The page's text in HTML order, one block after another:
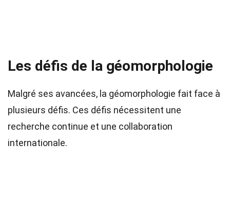
Les défis de la géomorphologie
Malgré ses avancées, la géomorphologie fait face à
plusieurs défis. Ces défis nécessitent une
recherche continue et une collaboration
internationale.